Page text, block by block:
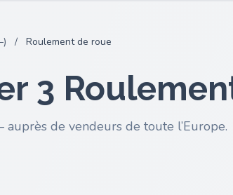
/ Roulement de roue
3
auprès de vendeurs de toute l’Europe.